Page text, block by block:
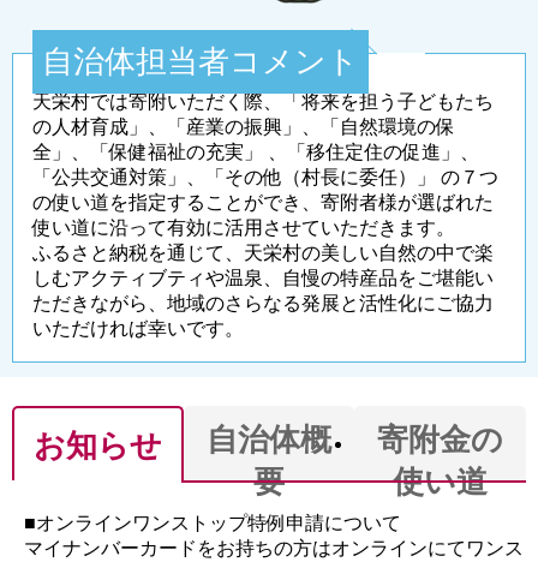
自治体担当者コメント
天栄村では寄附いただく際、「将来を担う子どもたち
の人材育成」、「産業の振興」、「自然環境の保
全」、「保健福祉の充実」 、「移住定住の促進」、
「公共交通対策」、「その他（村長に委任）」 の７つ
の使い道を指定することができ、寄附者様が選ばれた
使い道に沿って有効に活用させていただきます。
ふるさと納税を通じて、天栄村の美しい自然の中で楽
しむアクティブティや温泉、自慢の特産品をご堪能い
ただきながら、地域のさらなる発展と活性化にご協力
いただければ幸いです。
お知らせ
■オンラインワンストップ特例申請について
マイナンバーカードをお持ちの方はオンラインにてワンス
自治体概
要
寄附金の
使い道